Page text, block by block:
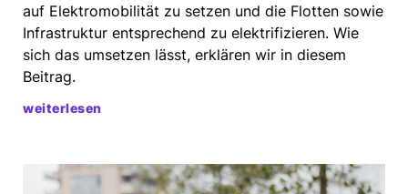
auf Elektromobilität zu setzen und die Flotten sowie
Infrastruktur entsprechend zu elektrifizieren. Wie
sich das umsetzen lässt, erklären wir in diesem
Beitrag.
weiterlesen